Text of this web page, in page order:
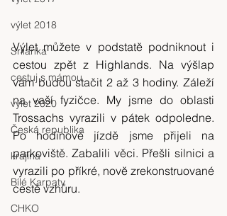
výlet 2018
Srílanka
cestuj s mámou
výlet 2020
Česká republika
krajina
Bílé Karpaty
CHKO
Výlet můžete v podstatě podniknout i
cestou zpět z Highlands. Na výšlap
vám budou stačit 2 až 3 hodiny. Záleží
na vaší fyzičce. My jsme do oblasti
Trossachs vyrazili v pátek odpoledne.
Po hodinové jízdě jsme přijeli na
parkoviště. Zabalili věci. Přešli silnici a
vyrazili po příkré, nově zrekonstruované
cestě vzhůru.